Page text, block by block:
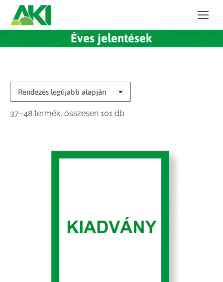
Éves jelentések
37–48 termék, összesen 101 dbSorted